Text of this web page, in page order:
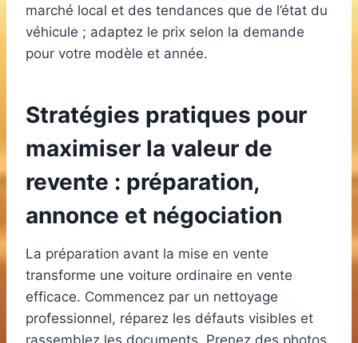
marché local et des tendances que de l’état du
véhicule ; adaptez le prix selon la demande
pour votre modèle et année.
Stratégies pratiques pour
maximiser la valeur de
revente : préparation,
annonce et négociation
La préparation avant la mise en vente
transforme une voiture ordinaire en vente
efficace. Commencez par un nettoyage
professionnel, réparez les défauts visibles et